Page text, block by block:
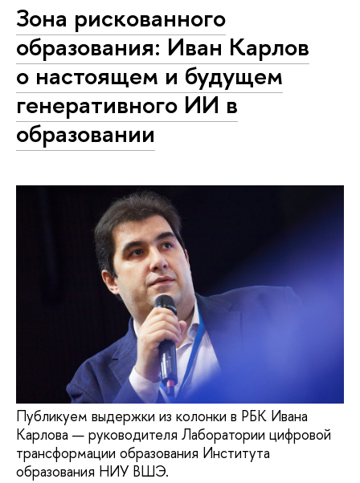
Зона рискованного
образования: Иван Карлов
о настоящем и будущем
генеративного ИИ в
образовании
Публикуем выдержки из колонки в РБК Ивана
Карлова — руководителя Лаборатории цифровой
трансформации образования Института
образования НИУ ВШЭ.